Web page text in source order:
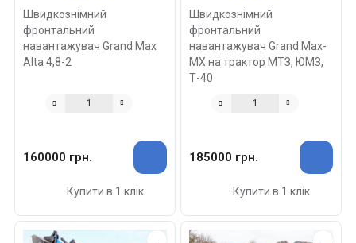
Швидкознімний
фронтальний
навантажувач Grand Max
Alta 4,8-2
160000 грн.
Купити в 1 клік
Швидкознімний
фронтальний
навантажувач Grand Max-
MX на трактор МТЗ, ЮМЗ,
Т-40
185000 грн.
Купити в 1 клік